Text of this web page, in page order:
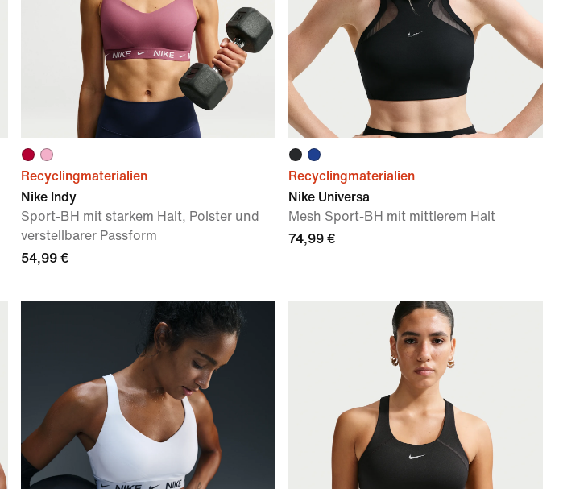
Recyclingmaterialien
Nike Indy
Sport-BH mit starkem Halt, Polster und
verstellbarer Passform
54,99 €
Recyclingmaterialien
Nike Universa
Mesh Sport-BH mit mittlerem Halt
74,99 €